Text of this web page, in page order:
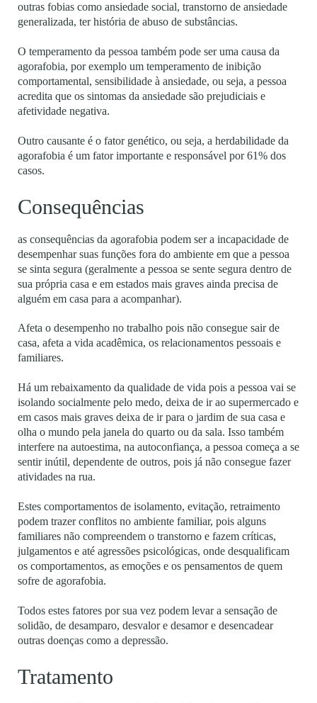
outras fobias como ansiedade social, transtorno de ansiedade
generalizada, ter história de abuso de substâncias.
O temperamento da pessoa também pode ser uma causa da
agorafobia, por exemplo um temperamento de inibição
comportamental, sensibilidade à ansiedade, ou seja, a pessoa
acredita que os sintomas da ansiedade são prejudiciais e
afetividade negativa.
Outro causante é o fator genético, ou seja, a herdabilidade da
agorafobia é um fator importante e responsável por 61% dos
casos.
Consequências
as consequências da agorafobia podem ser a incapacidade de
desempenhar suas funções fora do ambiente em que a pessoa
se sinta segura (geralmente a pessoa se sente segura dentro de
sua própria casa e em estados mais graves ainda precisa de
alguém em casa para a acompanhar).
Afeta o desempenho no trabalho pois não consegue sair de
casa, afeta a vida acadêmica, os relacionamentos pessoais e
familiares.
Há um rebaixamento da qualidade de vida pois a pessoa vai se
isolando socialmente pelo medo, deixa de ir ao supermercado e
em casos mais graves deixa de ir para o jardim de sua casa e
olha o mundo pela janela do quarto ou da sala. Isso também
interfere na autoestima, na autoconfiança, a pessoa começa a se
sentir inútil, dependente de outros, pois já não consegue fazer
atividades na rua.
Estes comportamentos de isolamento, evitação, retraimento
podem trazer conflitos no ambiente familiar, pois alguns
familiares não compreendem o transtorno e fazem críticas,
julgamentos e até agressões psicológicas, onde desqualificam
os comportamentos, as emoções e os pensamentos de quem
sofre de agorafobia.
Todos estes fatores por sua vez podem levar a sensação de
solidão, de desamparo, desvalor e desamor e desencadear
outras doenças como a depressão.
Tratamento